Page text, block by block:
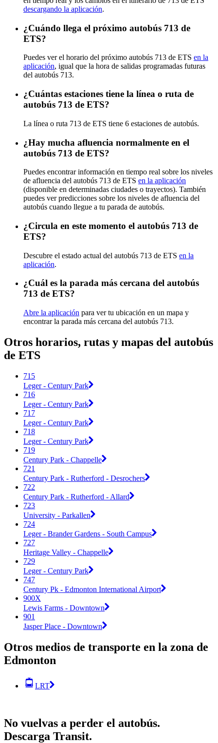
descargando la aplicación.
¿Cuándo llega el próximo autobús 713 de
ETS?
Puedes ver el horario del próximo autobús 713 de ETS en la
aplicación, igual que la hora de salidas programadas futuras
del autobús 713.
¿Cuántas estaciones tiene la línea o ruta de
autobús 713 de ETS?
La línea o ruta 713 de ETS tiene 6 estaciones de autobús.
¿Hay mucha afluencia normalmente en el
autobús 713 de ETS?
Puedes encontrar información en tiempo real sobre los niveles
de afluencia del autobús 713 de ETS en la aplicación
(disponible en determinadas ciudades o trayectos). También
puedes ver predicciones sobre los niveles de afluencia del
autobús cuando llegue a tu parada de autobús.
¿Circula en este momento el autobús 713 de
ETS?
Descubre el estado actual del autobús 713 de ETS en la
aplicación.
¿Cuál es la parada más cercana del autobús
713 de ETS?
Abre la aplicación para ver tu ubicación en un mapa y
encontrar la parada más cercana del autobús 713.
Otros horarios, rutas y mapas del autobús
de ETS
715
Leger - Century Park
716
Leger - Century Park
717
Leger - Century Park
718
Leger - Century Park
719
Century Park - Chappelle
721
Century Park - Rutherford - Desrochers
722
Century Park - Rutherford - Allard
723
University - Parkallen
724
Leger - Brander Gardens - South Campus
727
Heritage Valley - Chappelle
729
Leger - Century Park
747
Century Pk - Edmonton International Airport
900X
Lewis Farms - Downtown
901
Jasper Place - Downtown
Otros medios de transporte en la zona de
Edmonton
LRT
No vuelvas a perder el autobús.
Descarga Transit.